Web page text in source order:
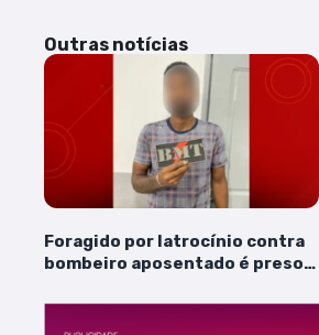
Outras notícias
Foragido por latrocínio contra
bombeiro aposentado é preso